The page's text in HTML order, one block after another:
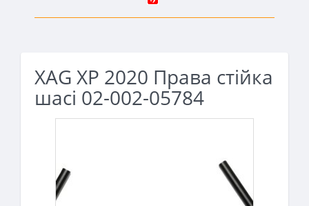
XAG XP 2020 Права стійка
шасі 02-002-05784